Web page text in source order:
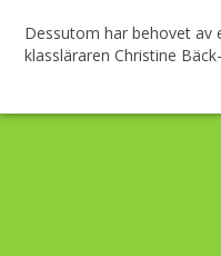
Dessutom har behovet av
klassläraren Christine